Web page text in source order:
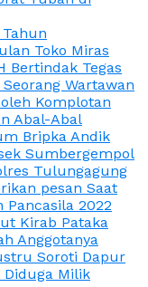
Toko Miras
Bertindak Tegas
Wartawan
Komplotan
Abal-Abal
Bripka Andik
Sumbergempol
Tulungagung
pesan Saat
Pancasila 2022
Kirab Pataka
Anggotanya
Soroti Dapur
Diduga Milik